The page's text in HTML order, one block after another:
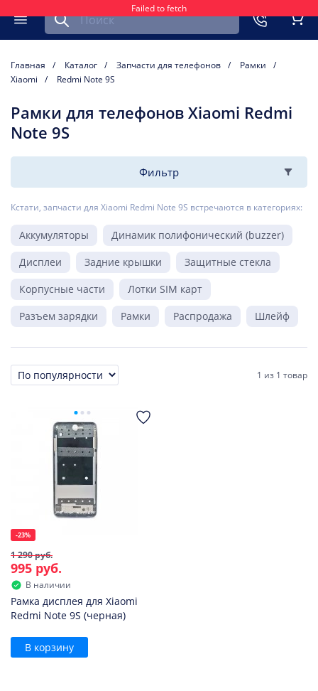
Failed to fetch
Меню
Найти запчасть для мобильного устройства
Главная Каталог Запчасти для телефонов
Рамки
Xiaomi
Redmi Note 9S
Рамки для телефонов Xiaomi Redmi
Note 9S
Фильтр
Кстати, запчасти для Xiaomi Redmi Note 9S встречаются в категориях:
Аккумуляторы
Динамик полифонический (buzzer)
Дисплеи
Задние крышки
Защитные стекла
Корпусные части
Лотки SIM карт
Разъем зарядки
Рамки Распродажа Шлейф
Сортировка 1 из 1 товар
-23%
1 290 руб.
995 руб.
В наличии
Рамка дисплея для Xiaomi
Redmi Note 9S (черная)
В корзину